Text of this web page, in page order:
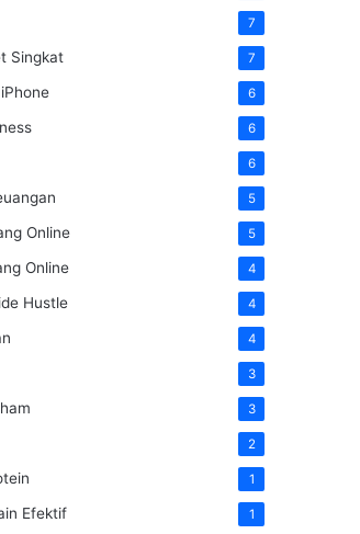
7
Singkat 7
6
6
6
5
Online 5
Online 4
Hustle 4
4
3
3
2
1
Efektif 1